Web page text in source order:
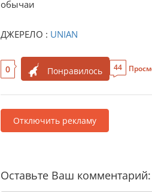
обычаи
ДЖЕРЕЛО : UNIAN
0 Понравилось 44
Отключить рекламу
Оставьте Ваш комментарий: